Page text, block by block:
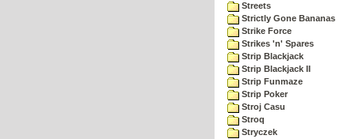
Streets
Strictly Gone Bananas
Strike Force
Strikes 'n' Spares
Strip Blackjack
Strip Blackjack II
Strip Funmaze
Strip Poker
Stroj Casu
Stroq
Stryczek